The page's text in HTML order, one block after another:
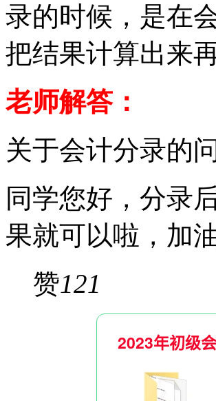
录的时候，是在
把结果计算出来
老师解答：
关于会计分录的
同学您好，分录
果就可以啦，加油
赞121